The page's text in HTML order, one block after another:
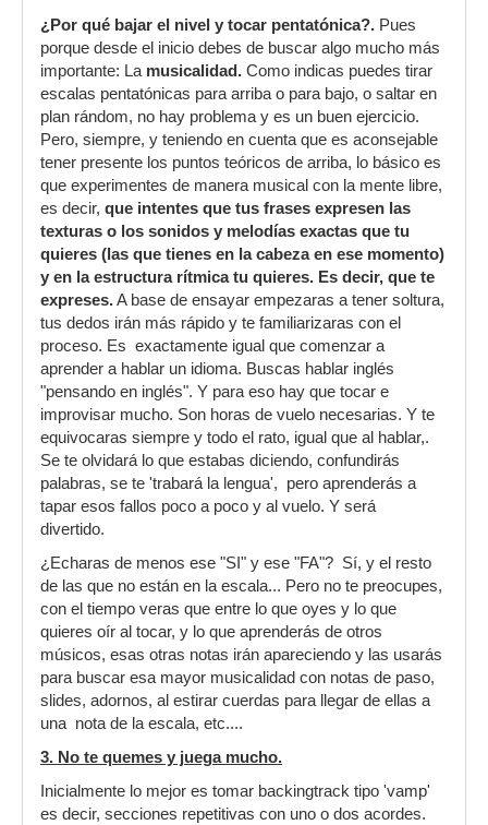
¿Por qué bajar el nivel y tocar pentatónica?. Pues
porque desde el inicio debes de buscar algo mucho más
importante: La musicalidad. Como indicas puedes tirar
escalas pentatónicas para arriba o para bajo, o saltar en
plan rándom, no hay problema y es un buen ejercicio.
Pero, siempre, y teniendo en cuenta que es aconsejable
tener presente los puntos teóricos de arriba, lo básico es
que experimentes de manera musical con la mente libre,
es decir, que intentes que tus frases expresen las
texturas o los sonidos y melodías exactas que tu
quieres (las que tienes en la cabeza en ese momento)
y en la estructura rítmica tu quieres. Es decir, que te
expreses.A base de ensayar empezaras a tener soltura,
tus dedos irán más rápido y te familiarizaras con el
proceso. Es exactamente igual que comenzar a
aprender a hablar un idioma. Buscas hablar inglés
"pensando en inglés". Y para eso hay que tocar e
improvisar mucho. Son horas de vuelo necesarias. Y te
equivocaras siempre y todo el rato, igual que al hablar,.
Se te olvidará lo que estabas diciendo, confundirás
palabras, se te 'trabará la lengua', pero aprenderás a
tapar esos fallos poco a poco y al vuelo. Y será
divertido.
¿Echaras de menos ese "SI" y ese "FA"? Sí, y el resto
de las que no están en la escala... Pero no te preocupes,
con el tiempo veras que entre lo que oyes y lo que
quieres oír al tocar, y lo que aprenderás de otros
músicos, esas otras notas irán apareciendo y las usarás
para buscar esa mayor musicalidad con notas de paso,
slides, adornos, al estirar cuerdas para llegar de ellas a
una nota de la escala, etc....
3. No te quemes y juega mucho.
Inicialmente lo mejor es tomar backingtrack tipo 'vamp'
es decir, secciones repetitivas con uno o dos acordes.